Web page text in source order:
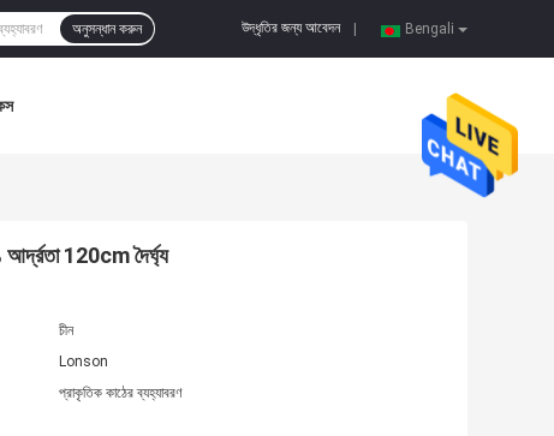
Bengali
উদ্ধৃতির জন্য আবেদন
অনুসন্ধান করুন
120cm দৈর্ঘ্য
চীন
Lonson
প্রাকৃতিক কাঠের ব্যহ্যাবরণ